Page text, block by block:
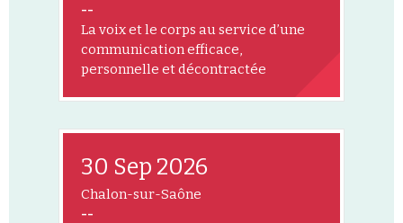
--
La voix et le corps au service d’une
communication efficace,
personnelle et décontractée
30 Sep 2026
Chalon-sur-Saône
--